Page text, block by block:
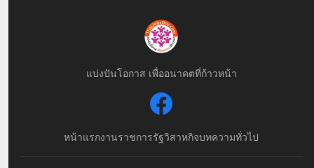
แบ่งปันโอกาส เพื่ออนาคตที่ก้าวหน้า
หน้าแรกงานราชการรัฐวิสาหกิจบทความทั่วไป